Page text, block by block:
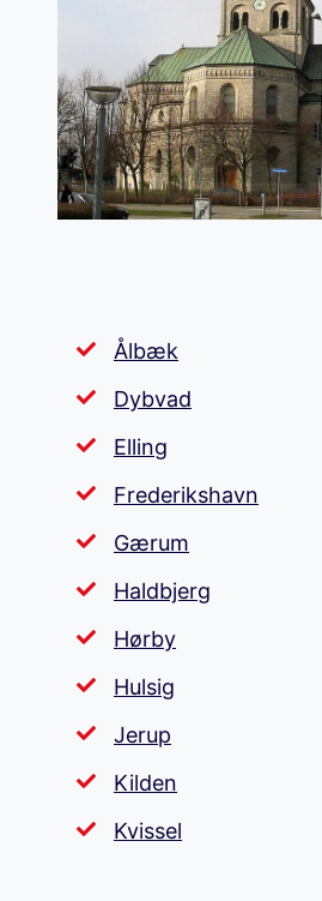
Ålbæk
Dybvad
Elling
Frederikshavn
Gærum
Haldbjerg
Hørby
Hulsig
Jerup
Kilden
Kvissel